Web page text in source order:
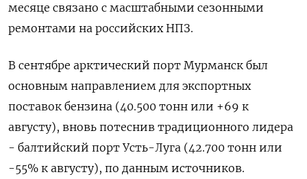
месяце связано с масштабными сезонными
ремонтами на российских НПЗ.
В сентябре арктический порт Мурманск был
основным направлением для экспортных
поставок бензина (40.500 тонн или +69 к
августу), вновь потеснив традиционного лидера
- балтийский порт Усть-Луга (42.700 тонн или
-55% к августу), по данным источников.